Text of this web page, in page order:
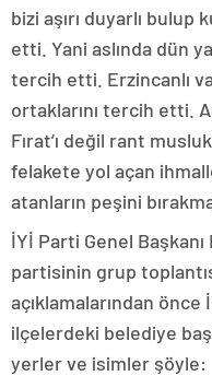
bizi aşırı duyarlı bulup
etti. Yani aslında dün
tercih etti. Erzincanlı
ortaklarını tercih etti.
Fırat’ı değil rant
felakete yol açan
atanların peşini
İYİ Parti Genel
partisinin grup
açıklamalarından önce
ilçelerdeki belediye
yerler ve isimler şöyle: